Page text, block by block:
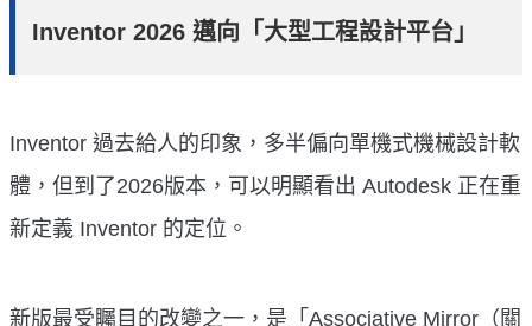
Inventor 2026 邁向「大型工程設計平台」
Inventor 過去給人的印象，多半偏向單機式機械設計軟
體，但到了2026版本，可以明顯看出 Autodesk 正在重
新定義 Inventor 的定位。
新版最受矚目的改變之一，是「Associative Mirror（關